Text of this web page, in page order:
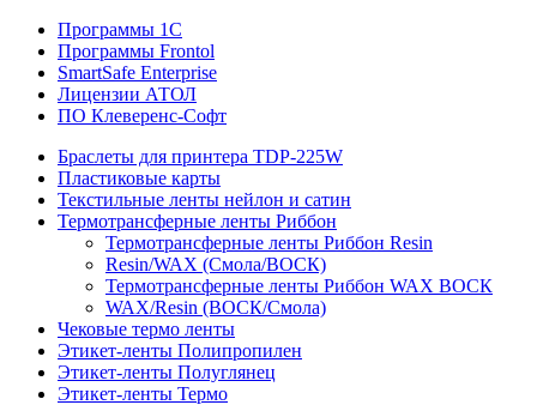
Программы 1C
Программы Frontol
SmartSafe Enterprise
Лицензии АТОЛ
ПО Клеверенс-Софт
Браслеты для принтера TDP-225W
Пластиковые карты
Текстильные ленты нейлон и сатин
Термотрансферные ленты Риббон
Термотрансферные ленты Риббон Resin
Resin/WAX (Смола/ВОСК)
Термотрансферные ленты Риббон WAX ВОСК
WAX/Resin (ВОСК/Смола)
Чековые термо ленты
Этикет-ленты Полипропилен
Этикет-ленты Полуглянец
Этикет-ленты Термо